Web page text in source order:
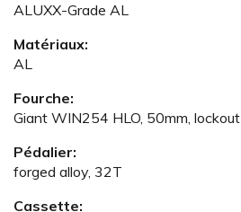
ALUXX-Grade AL
Matériaux:
AL
Fourche:
Giant WIN254 HLO, 50mm, lockout
Pédalier:
forged alloy, 32T
Cassette: